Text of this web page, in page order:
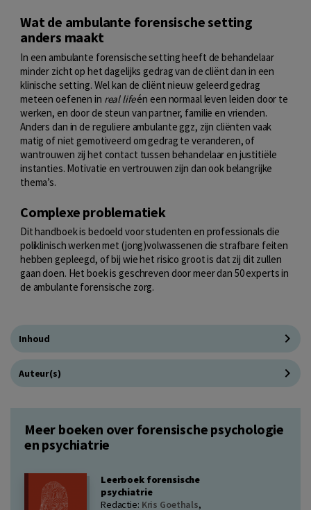
Wat de ambulante forensische setting
anders maakt
In een ambulante forensische setting heeft de behandelaar
minder zicht op het dagelijks gedrag van de cliënt dan in een
klinische setting. Wel kan de cliënt nieuw geleerd gedrag
meteen oefenen in real lifeén een normaal leven leiden door te
werken, en door de steun van partner, familie en vrienden.
Anders dan in de reguliere ambulante ggz, zijn cliënten vaak
matig of niet gemotiveerd om gedrag te veranderen, of
wantrouwen zij het contact tussen behandelaar en justitiële
instanties. Motivatie en vertrouwen zijn dan ook belangrijke
thema’s.
Complexe problematiek
Dit handboek is bedoeld voor studenten en professionals die
poliklinisch werken met (jong)volwassenen die strafbare feiten
hebben gepleegd, of bij wie het risico groot is dat zij dit zullen
gaan doen. Het boek is geschreven door meer dan 50 experts in
de ambulante forensische zorg.
Inhoud
Auteur(s)
Meer boeken over forensische psychologie
en psychiatrie
Leerboek forensische
psychiatrie
Redactie: Kris Goethals,